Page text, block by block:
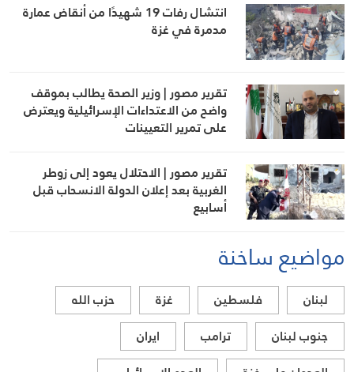
انتشال رفات 19 شهيدًا من أنقاض عمارة
مدمرة في غزة
تقرير مصور | وزير الصحة يطالب بموقف
واضح من الاعتداءات الإسرائيلية ويعترض
على تمرير التعيينات
تقرير مصور | الاحتلال يعود إلى زوطر
الغربية بعد إعلان الدولة الانسحاب قبل
أسابيع
مواضيع ساخنة
لبنان فلسطين غزة
حزب الله
جنوب لبنان
ترامب
ايران